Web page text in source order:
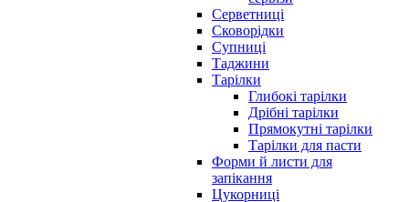
Серветниці
Сковорідки
Супниці
Таджини
Тарілки
Глибокі тарілки
Дрібні тарілки
Прямокутні тарілки
Тарілки для пасти
Форми й листи для
запікання
Цукорниці